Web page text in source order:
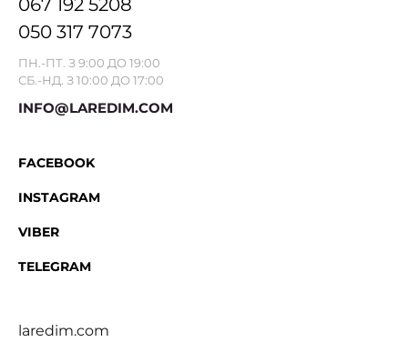
067 192 5208
050 317 7073
ПН.-ПТ. З 9:00 ДО 19:00
СБ.-НД. З 10:00 ДО 17:00
INFO@LAREDIM.COM
FACEBOOK
INSTAGRAM
VIBER
TELEGRAM
laredim.com